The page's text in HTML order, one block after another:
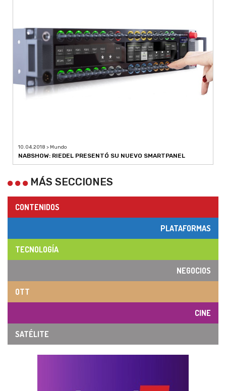
10.04.2018 > Mundo
NABSHOW: RIEDEL PRESENTÓ SU NUEVO SMARTPANEL
MÁS SECCIONES
CONTENIDOS
PLATAFORMAS
TECNOLOGÍA
NEGOCIOS
OTT
CINE
SATÉLITE